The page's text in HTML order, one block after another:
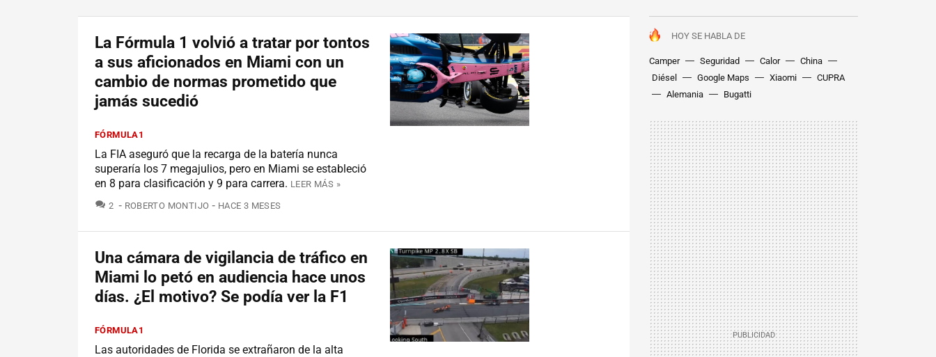
HOY SE HABLA DE
Camper Seguridad Calor
China
Diésel
Google Maps Xiaomi
CUPRA
Alemania
Bugatti
La Fórmula 1 volvió a tratar por tontos
a sus aficionados en Miami con un
cambio de normas prometido que
jamás sucedió
FÓRMULA1
La FIA aseguró que la recarga de la batería nunca
superaría los 7 megajulios, pero en Miami se estableció
en 8 para clasificación y 9 para carrera. LEER MÁS »
2 COMENTARIOS
ROBERTO MONTIJO HACE 3 MESES
Una cámara de vigilancia de tráfico en
Miami lo petó en audiencia hace unos
días. ¿El motivo? Se podía ver la F1
FÓRMULA1
Las autoridades de Florida se extrañaron de la alta